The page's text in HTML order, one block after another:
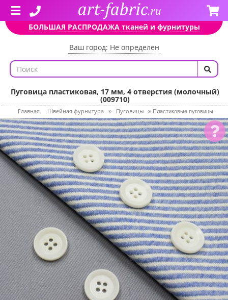
БОЛЬШАЯ РАСПРОДАЖА тканей и фурнитуры
Ваш город: Не определен
Пуговица пластиковая, 17 мм, 4 отверстия (молочный)
(009710)
Главная Швейная фурнитура » Пуговицы » Пластиковые пуговицы